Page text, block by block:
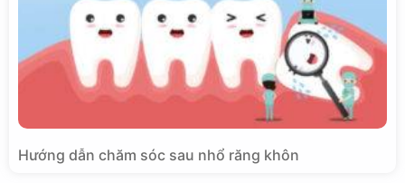
Hướng dẫn chăm sóc sau nhổ răng khôn